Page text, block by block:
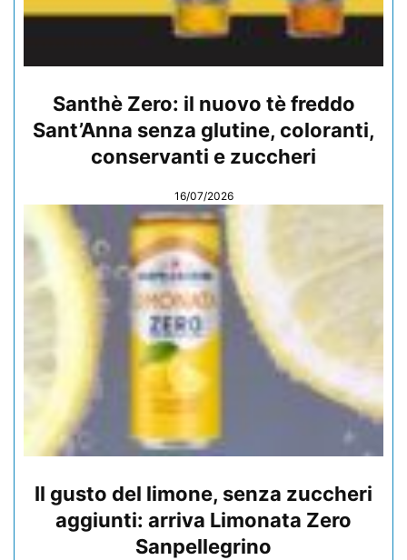
Santhè Zero: il nuovo tè freddo
Sant’Anna senza glutine, coloranti,
conservanti e zuccheri
16/07/2026
Il gusto del limone, senza zuccheri
aggiunti: arriva Limonata Zero
Sanpellegrino